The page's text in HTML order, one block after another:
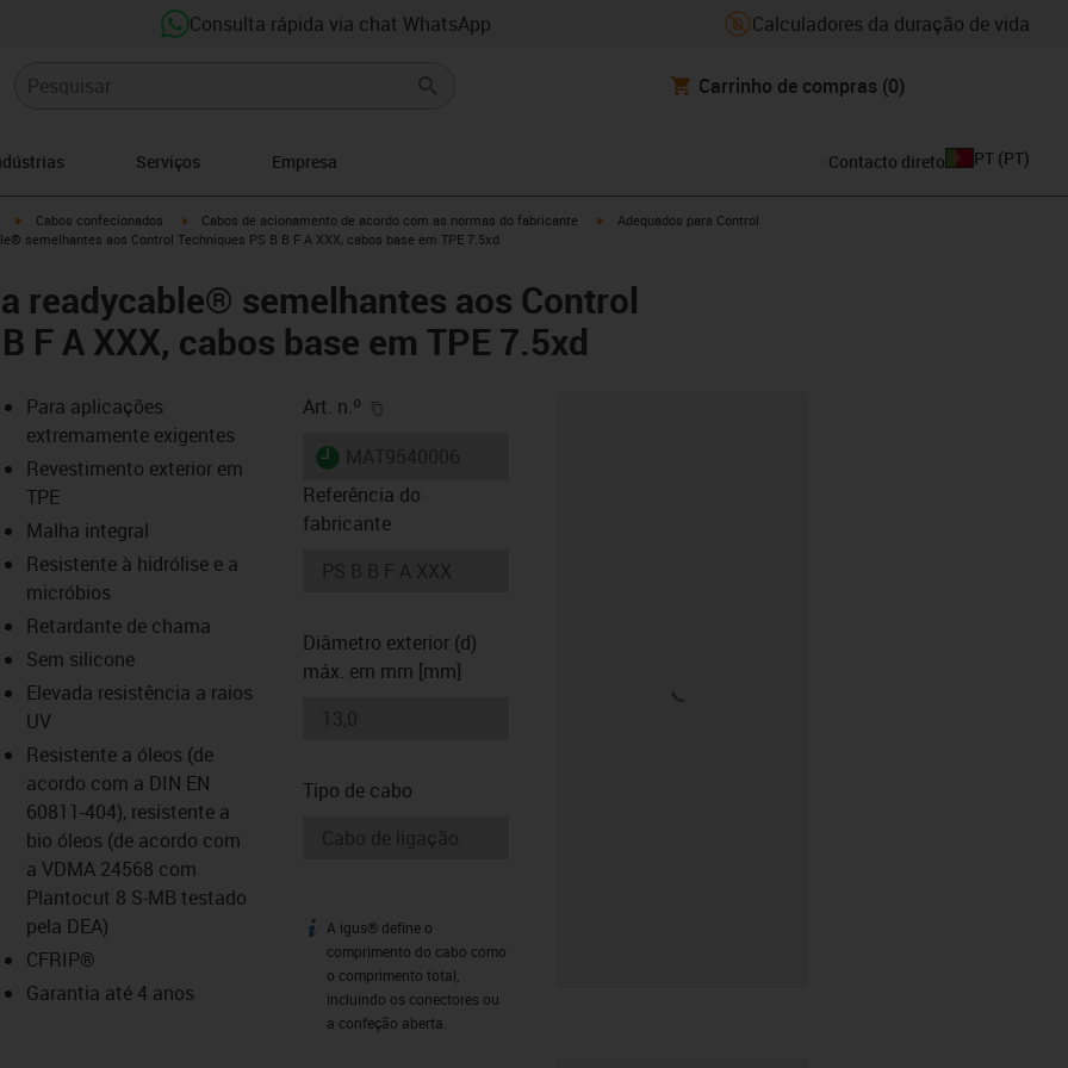
Consulta rápida via chat WhatsApp Calculadores da duração de vida
Carrinho de compras (0)
Serviços Empresa Contacto direto PT (PT)
igus-icon-arrow-right
Cabos confecionados igus-icon-arrow-right
Cabos de acionamento de acordo com as normas do fabricante igus-icon-arrow-right
Adequados para Control
semelhantes aos Control Techniques PS B B F A XXX, cabos base em TPE 7.5xd
readycable® semelhantes aos Control
F A XXX, cabos base em TPE 7.5xd
icon-lupe
icon-lupe
Para aplicações
extremamente exigentes
Revestimento exterior em
TPE
Malha integral
Resistente à hidrólise e a
micróbios
Retardante de chama
Sem silicone
Elevada resistência a raios
UV
Resistente a óleos (de
acordo com a DIN EN
60811-404), resistente a
bio óleos (de acordo com
a VDMA 24568 com
Plantocut 8 S-MB testado
pela DEA)
CFRIP®
Garantia até 4 anos
Art. n.º
igus-icon-lieferzeit
Referência do
fabricante
Diâmetro exterior (d)
máx. em mm [mm]
Tipo de cabo
igus-icon-info
A igus® define o
comprimento do cabo como
o comprimento total,
incluindo os conectores ou
a confeção aberta.